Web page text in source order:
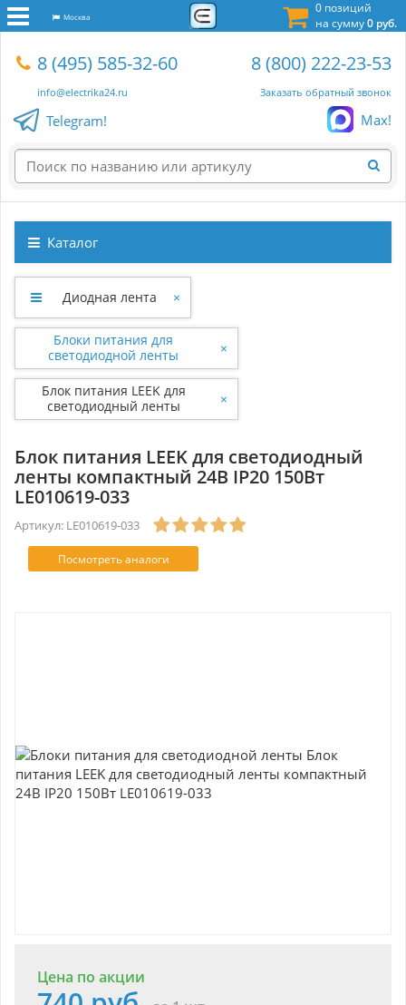
0 позиций
на сумму0 руб.
Москва
8 (495) 585-32-60
info@electrika24.ru
8 (800) 222-23-53
Заказать обратный звонок
Telegram! Max!
Каталог
Диодная лента ×
Блоки питания для
светодиодной ленты
×
Блок питания LEEK для
светодиодный ленты
компактный 24В IP20 150Вт
×
Блок питания LEEK для светодиодный
ленты компактный 24В IP20 150Вт
LE010619-033
Артикул: LE010619-033
Посмотреть аналоги
Цена по акции